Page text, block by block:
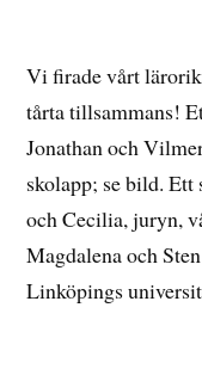
Vi firade vårt
tårta tillsammans!
Jonathan och
skolapp; se bild.
och Cecilia, juryn,
Magdalena och
Linköpings